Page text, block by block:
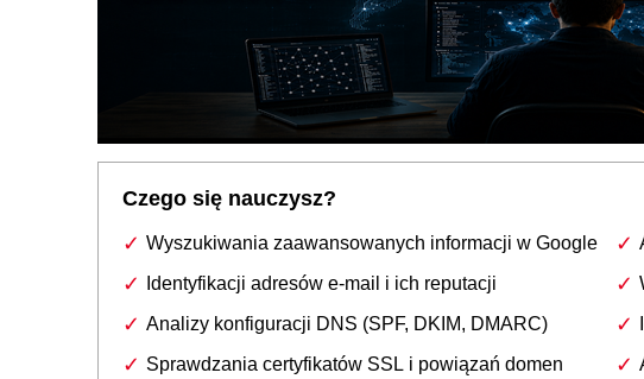
Czego się nauczysz?
Wyszukiwania zaawansowanych informacji w Google
Identyfikacji adresów e-mail i ich reputacji
Analizy konfiguracji DNS (SPF, DKIM, DMARC)
Sprawdzania certyfikatów SSL i powiązań domen